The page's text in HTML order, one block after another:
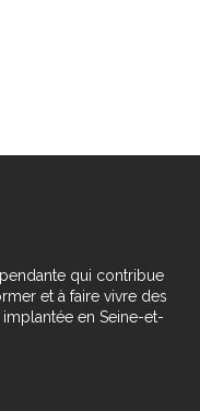
qui contribue
et à faire vivre des
en Seine-et-